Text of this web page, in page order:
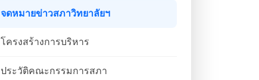
จดหมายข่าวสภาวิทยาลัยฯ
โครงสร้างการบริหาร
ประวัติคณะกรรมการสภา